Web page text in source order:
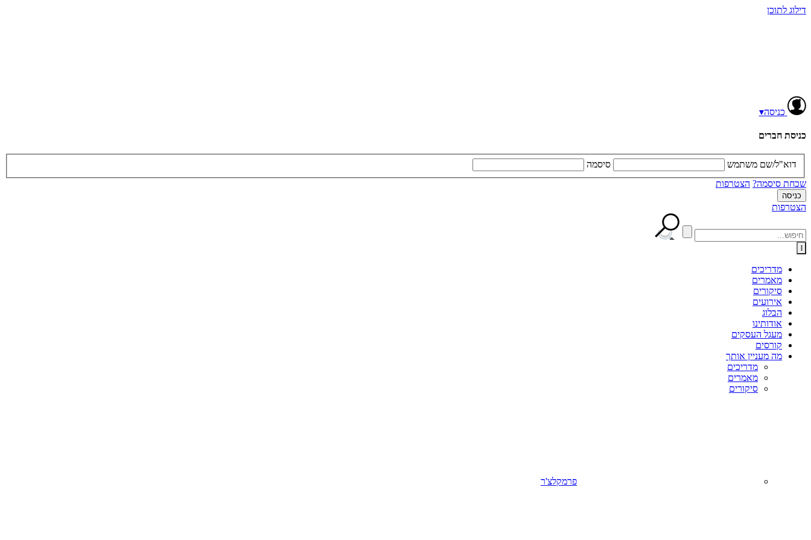
דילוג לתוכן
כניסה▾
כניסת חברים
דוא"ל/שם משתמש
סיסמה
שכחת סיסמה? הצטרפות
הצטרפות
מדריכים
מאמרים
סיקורים
אירועים
הבלוג
אודותינו
מעגל העסקים
קורסים
מה מעניין אותך
מדריכים
מאמרים
סיקורים
פרמקלצ'ר